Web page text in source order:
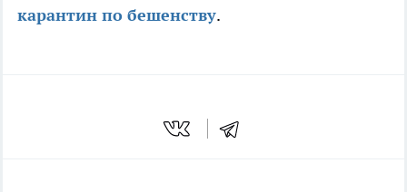
карантин по бешенству.